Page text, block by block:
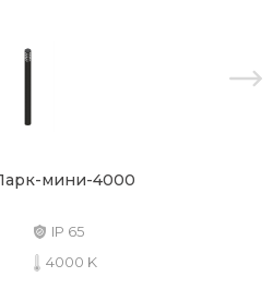
мини-4000
IP 65
4000 K